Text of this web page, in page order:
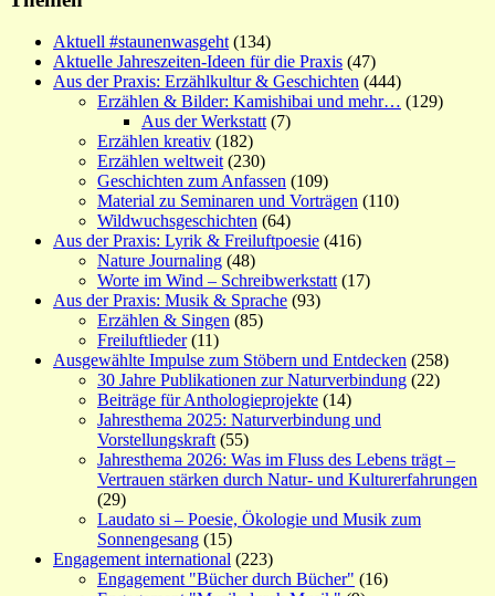
Aktuell #staunenwasgeht (134)
Aktuelle Jahreszeiten-Ideen für die Praxis (47)
Aus der Praxis: Erzählkultur & Geschichten (444)
Erzählen & Bilder: Kamishibai und mehr… (129)
Aus der Werkstatt (7)
Erzählen kreativ (182)
Erzählen weltweit (230)
Geschichten zum Anfassen (109)
Material zu Seminaren und Vorträgen (110)
Wildwuchsgeschichten (64)
Aus der Praxis: Lyrik & Freiluftpoesie (416)
Nature Journaling (48)
Worte im Wind – Schreibwerkstatt (17)
Aus der Praxis: Musik & Sprache (93)
Erzählen & Singen (85)
Freiluftlieder(11)
Ausgewählte Impulse zum Stöbern und Entdecken (258)
30 Jahre Publikationen zur Naturverbindung (22)
Beiträge für Anthologieprojekte (14)
Jahresthema 2025: Naturverbindung und
Vorstellungskraft (55)
Jahresthema 2026: Was im Fluss des Lebens trägt –
Vertrauen stärken durch Natur- und Kulturerfahrungen
(29)
Laudato si – Poesie, Ökologie und Musik zum
Sonnengesang (15)
Engagement international (223)
Engagement "Bücher durch Bücher" (16)